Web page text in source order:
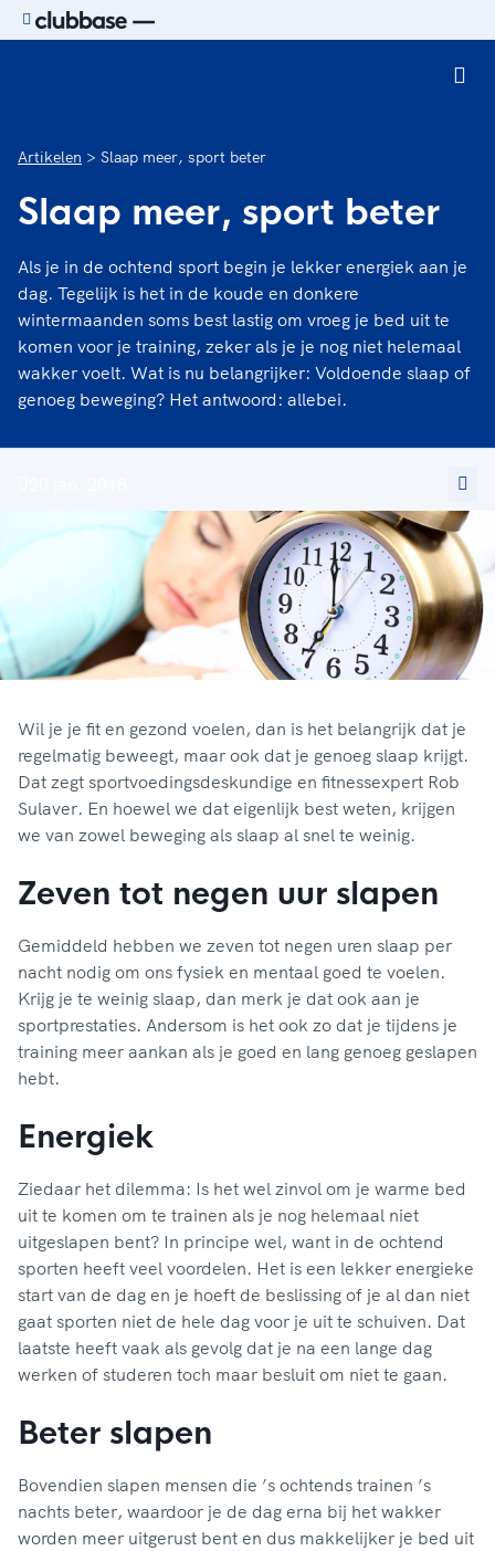
Artikelen Slaap meer, sport beter
Slaap meer, sport beter
Als je in de ochtend sport begin je lekker energiek aan je
dag. Tegelijk is het in de koude en donkere
wintermaanden soms best lastig om vroeg je bed uit te
komen voor je training, zeker als je je nog niet helemaal
wakker voelt. Wat is nu belangrijker: Voldoende slaap of
genoeg beweging? Het antwoord: allebei.
Wil je je fit en gezond voelen, dan is het belangrijk dat je
regelmatig beweegt, maar ook dat je genoeg slaap krijgt.
Dat zegt sportvoedingsdeskundige en fitnessexpert Rob
Sulaver. En hoewel we dat eigenlijk best weten, krijgen
we van zowel beweging als slaap al snel te weinig.
Zeven tot negen uur slapen
Gemiddeld hebben we zeven tot negen uren slaap per
nacht nodig om ons fysiek en mentaal goed te voelen.
Krijg je te weinig slaap, dan merk je dat ook aan je
sportprestaties. Andersom is het ook zo dat je tijdens je
training meer aankan als je goed en lang genoeg geslapen
hebt.
Energiek
Ziedaar het dilemma: Is het wel zinvol om je warme bed
uit te komen om te trainen als je nog helemaal niet
uitgeslapen bent? In principe wel, want in de ochtend
sporten heeft veel voordelen. Het is een lekker energieke
start van de dag en je hoeft de beslissing of je al dan niet
gaat sporten niet de hele dag voor je uit te schuiven. Dat
laatste heeft vaak als gevolg dat je na een lange dag
werken of studeren toch maar besluit om niet te gaan.
Beter slapen
Bovendien slapen mensen die ’s ochtends trainen ’s
nachts beter, waardoor je de dag erna bij het wakker
worden meer uitgerust bent en dus makkelijker je bed uit